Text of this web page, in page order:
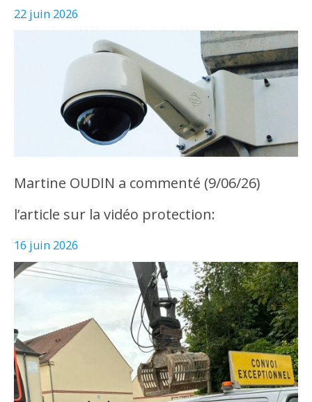
22 juin 2026
Martine OUDIN a commenté (9/06/26)
l’article sur la vidéo protection:
16 juin 2026